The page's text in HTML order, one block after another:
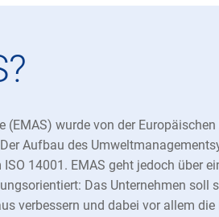
(EMAS) wurde von der
Aufbau des
14001. EMAS geht jedoch über
Das Unternehmen soll
verbessern und dabei vor allem